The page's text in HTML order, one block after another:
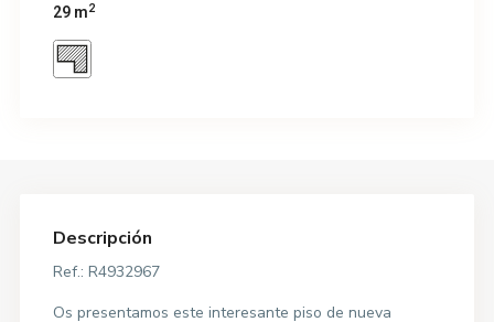
29 m2
Descripción
Ref.: R4932967
Os presentamos este interesante piso de nueva